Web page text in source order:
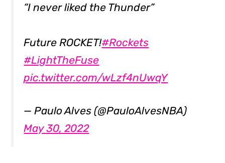
“I never liked the Thunder”
Future ROCKET!#Rockets
#LightTheFuse
pic.twitter.com/wLzf4nUwqY
— Paulo Alves (@PauloAlvesNBA)
May 30, 2022